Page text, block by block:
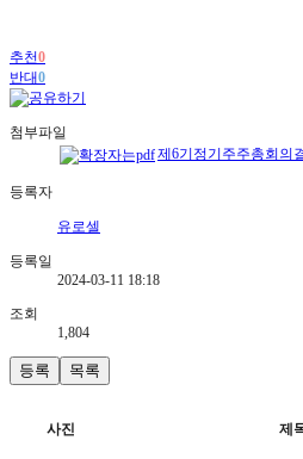
추천0
반대0
첨부파일
제6기정기주주총회의
등록자
유로셀
등록일
2024-03-11 18:18
조회
1,804
등록 목록
사진 제